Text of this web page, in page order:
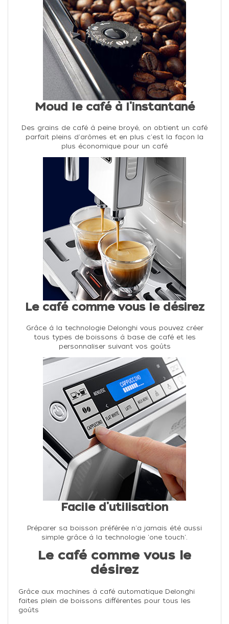
Moud le café à l'instantané
Des grains de café à peine broyé, on obtient un café
parfait pleins d'arômes et en plus c'est la façon la
plus économique pour un café
Le café comme vous le désirez
Grâce à la technologie Delonghi vous pouvez créer
tous types de boissons à base de café et les
personnaliser suivant vos goûts
Facile d'utilisation
Préparer sa boisson préférée n'a jamais été aussi
simple grâce à la technologie 'one touch'.
Le café comme vous le
désirez
Grâce aux machines à café automatique Delonghi
faites plein de boissons différentes pour tous les
goûts